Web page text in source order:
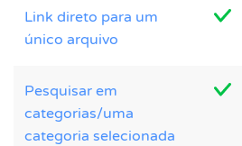
Link direto para um
único arquivo
Pesquisar em
categorias/uma
categoria selecionada